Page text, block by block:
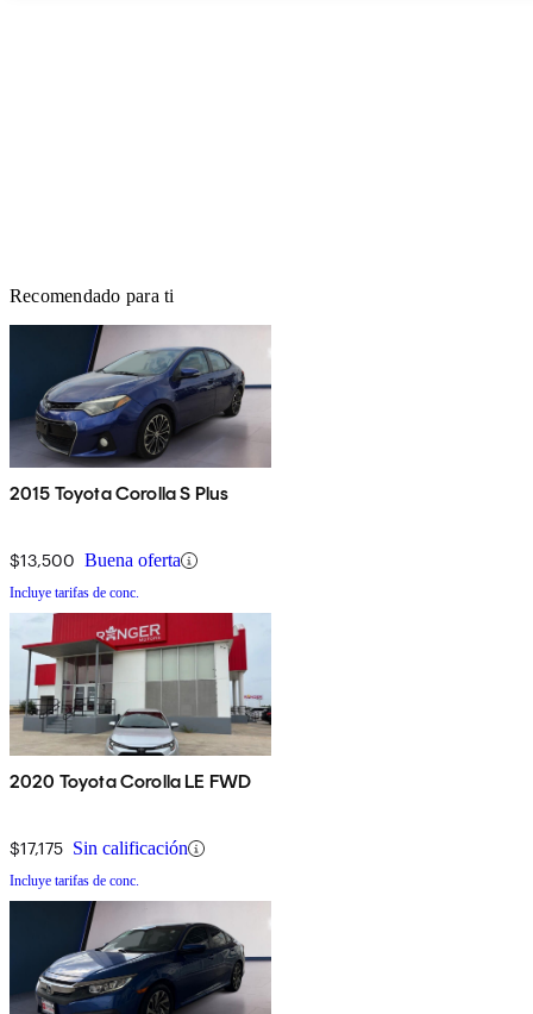
Recomendado para ti
2015 Toyota Corolla S Plus
$13,500 Buena oferta
Incluye tarifas de conc.
2020 Toyota Corolla LE FWD
$17,175 Sin calificación
Incluye tarifas de conc.